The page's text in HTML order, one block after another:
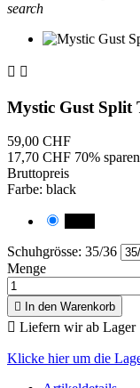
search
 
Mystic Gust Split
59,00 CHF
17,70 CHF 70% sparen
Bruttopreis
Farbe: black
Schuhgrösse: 35/36
Menge
 In den Warenkorb
 Liefern wir ab Lager
Klicke hier um die